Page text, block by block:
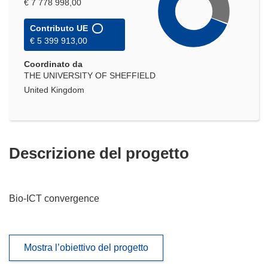
€ 7 778 998,00
Contributo UE
€ 5 399 913,00
Coordinato da
THE UNIVERSITY OF SHEFFIELD
United Kingdom
Descrizione del progetto
Bio-ICT convergence
Mostra l’obiettivo del progetto